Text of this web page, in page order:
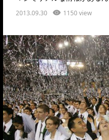
2013.09.30 1150 view